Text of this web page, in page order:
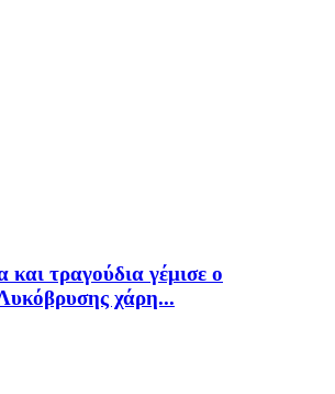
και τραγούδια γέμισε ο
χάρη...